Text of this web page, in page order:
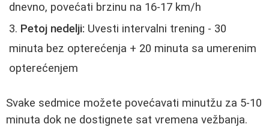
dnevno, povećati brzinu na 16-17 km/h
Petoj nedelji: Uvesti intervalni trening - 30
minuta bez opterećenja + 20 minuta sa umerenim
opterećenjem
Svake sedmice možete povećavati minutžu za 5-10
minuta dok ne dostignete sat vremena vežbanja.